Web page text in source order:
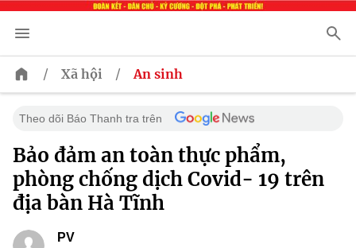
/ Xã hội / An sinh
Theo dõi Báo Thanh tra trên
Bảo đảm an toàn thực phẩm,
phòng chống dịch Covid- 19 trên
địa bàn Hà Tĩnh
PV